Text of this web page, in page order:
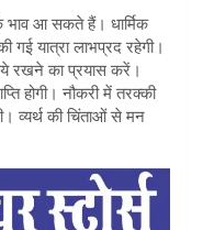
भाव आ सकते हैं। धार्मिक
गई यात्रा लाभप्रद रहेगी।
रखने का प्रयास करें।
होगी। नौकरी में तरक्की
व्यर्थ की चिंताओं से मन